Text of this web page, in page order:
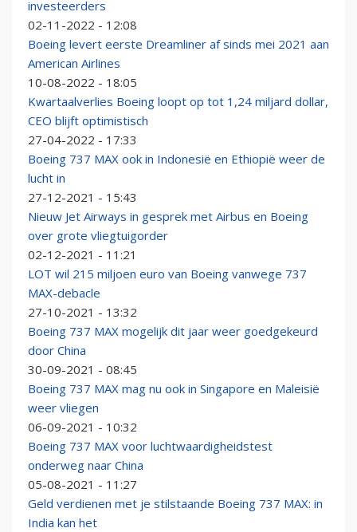
investeerders
02-11-2022 - 12:08
Boeing levert eerste Dreamliner af sinds mei 2021 aan
American Airlines
10-08-2022 - 18:05
Kwartaalverlies Boeing loopt op tot 1,24 miljard dollar,
CEO blijft optimistisch
27-04-2022 - 17:33
Boeing 737 MAX ook in Indonesië en Ethiopië weer de
lucht in
27-12-2021 - 15:43
Nieuw Jet Airways in gesprek met Airbus en Boeing
over grote vliegtuigorder
02-12-2021 - 11:21
LOT wil 215 miljoen euro van Boeing vanwege 737
MAX-debacle
27-10-2021 - 13:32
Boeing 737 MAX mogelijk dit jaar weer goedgekeurd
door China
30-09-2021 - 08:45
Boeing 737 MAX mag nu ook in Singapore en Maleisië
weer vliegen
06-09-2021 - 10:32
Boeing 737 MAX voor luchtwaardigheidstest
onderweg naar China
05-08-2021 - 11:27
Geld verdienen met je stilstaande Boeing 737 MAX: in
India kan het